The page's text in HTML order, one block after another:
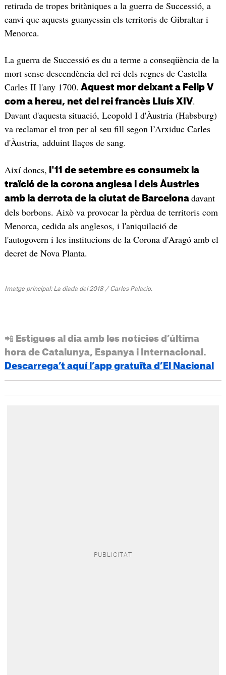
retirada de tropes britàniques a la guerra de Successió, a
canvi que aquests guanyessin els territoris de Gibraltar i
Menorca.
La guerra de Successió es du a terme a conseqüència de la
mort sense descendència del rei dels regnes de Castella
Carles II l'any 1700. Aquest mor deixant a Felip V
com a hereu, net del rei francès Lluís XIV.
Davant d'aquesta situació, Leopold I d'Àustria (Habsburg)
va reclamar el tron per al seu fill segon l’Arxiduc Carles
d'Àustria, adduint llaços de sang.
Així doncs, l'11 de setembre es consumeix la
traïció de la corona anglesa i dels Àustries
amb la derrota de la ciutat de Barcelona davant
dels borbons. Això va provocar la pèrdua de territoris com
Menorca, cedida als anglesos, i l'aniquilació de
l'autogovern i les institucions de la Corona d'Aragó amb el
decret de Nova Planta.
Imatge principal: La diada del 2018 / Carles Palacio.
📲 Estigues al dia amb les notícies d’última
hora de Catalunya, Espanya i Internacional.
Descarrega’t aquí l’app gratuïta d’El Nacional